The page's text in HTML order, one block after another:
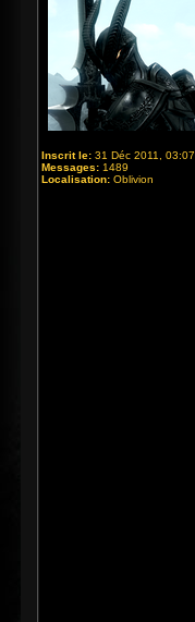
Inscrit le: 31 Déc 2011, 03:07
Messages: 1489
Localisation: Oblivion